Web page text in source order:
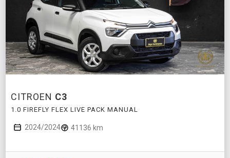
CITROEN C3
1.0 FIREFLY FLEX LIVE PACK MANUAL
2024/2024 41136 km